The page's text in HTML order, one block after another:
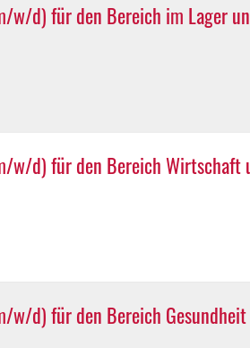
w/d) für den Bereich im Lager
w/d) für den Bereich Wirtschaft
w/d) für den Bereich Gesundheit